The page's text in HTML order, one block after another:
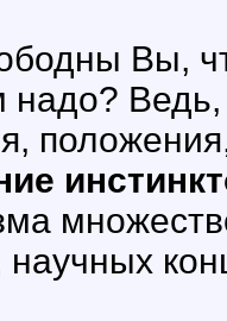
Вы,
Ведь,
научных